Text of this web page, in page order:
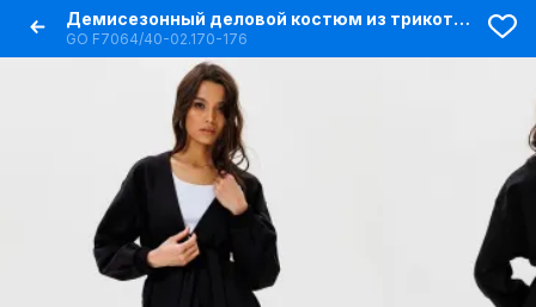
Демисезонный деловой костюм из трикотажа черный
GO F7064/40-02.170-176